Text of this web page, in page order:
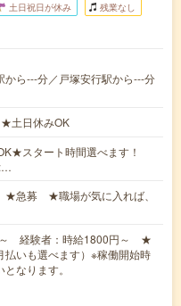
土日祝日が休み 残業なし
ら---分／戸塚安行駅から---分
土日休みOK
スタート時間選べます！
★急募 ★職場が気に入れば、
～ 経験者：時給1800円～ ★
払いも選べます）※稼働開始時
なります。